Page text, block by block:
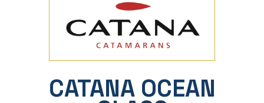
CATANA OCEAN